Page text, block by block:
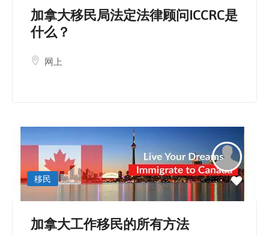
加拿大移民局法定法律顾问ICCRC是
什么？
网上
移民
加拿大工作移民的所有方法